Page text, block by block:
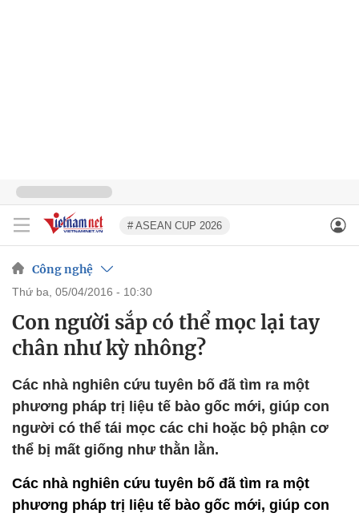
# ASEAN CUP 2026
Công nghệ
thứ ba, 05/04/2016 - 10:30
Con người sắp có thể mọc lại tay
chân như kỳ nhông?
Các nhà nghiên cứu tuyên bố đã tìm ra một
phương pháp trị liệu tế bào gốc mới, giúp con
người có thể tái mọc các chi hoặc bộ phận cơ
thể bị mất giống như thằn lằn.
Các nhà nghiên cứu tuyên bố đã tìm ra một
phương pháp trị liệu tế bào gốc mới, giúp con